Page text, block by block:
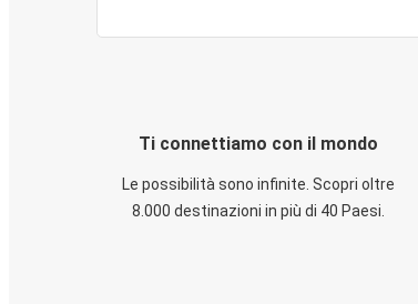
Ti connettiamo con il mondo
Le possibilità sono infinite. Scopri oltre
8.000 destinazioni in più di 40 Paesi.